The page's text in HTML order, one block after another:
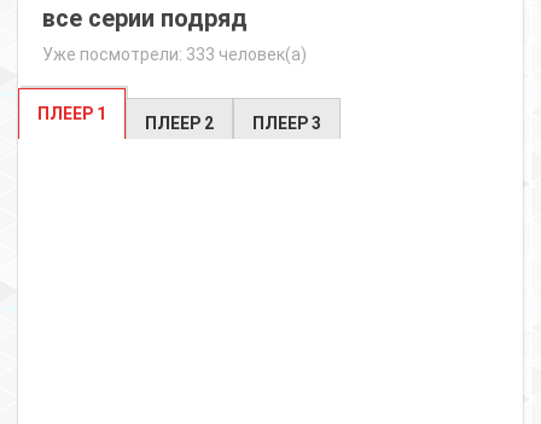
все серии подряд
Уже посмотрели: 333 человек(а)
ПЛЕЕР 1 ПЛЕЕР 2 ПЛЕЕР 3